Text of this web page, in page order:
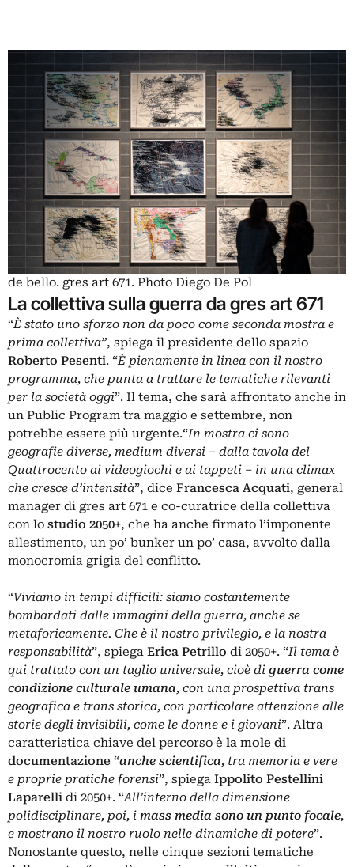
de bello. gres art 671. Photo Diego De Pol
La collettiva sulla guerra da gres art 671
“È stato uno sforzo non da poco come seconda mostra e
prima collettiva”, spiega il presidente dello spazio
Roberto Pesenti. “È pienamente in linea con il nostro
programma, che punta a trattare le tematiche rilevanti
per la società oggi”. Il tema, che sarà affrontato anche in
un Public Program tra maggio e settembre, non
potrebbe essere più urgente.“In mostra ci sono
geografie diverse, medium diversi – dalla tavola del
Quattrocento ai videogiochi e ai tappeti – in una climax
che cresce d’intensità”, dice Francesca Acquati, general
manager di gres art 671 e co-curatrice della collettiva
con lo studio 2050+, che ha anche firmato l’imponente
allestimento, un po’ bunker un po’ casa, avvolto dalla
monocromia grigia del conflitto.
“Viviamo in tempi difficili: siamo costantemente
bombardati dalle immagini della guerra, anche se
metaforicamente. Che è il nostro privilegio, e la nostra
responsabilità”, spiega Erica Petrillo di 2050+. “Il tema è
qui trattato con un taglio universale, cioè di guerra come
condizione culturale umana, con una prospettiva trans
geografica e trans storica, con particolare attenzione alle
storie degli invisibili, come le donne e i giovani”. Altra
caratteristica chiave del percorso è la mole di
documentazione “anche scientifica, tra memoria e vere
e proprie pratiche forensi”, spiega Ippolito Pestellini
Laparelli di 2050+. “All’interno della dimensione
polidisciplinare, poi, i mass media sono un punto focale,
e mostrano il nostro ruolo nelle dinamiche di potere”.
Nonostante questo, nelle cinque sezioni tematiche